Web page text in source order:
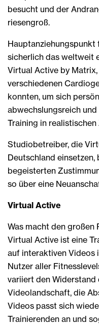
besucht und der
riesengroß.
Hauptanziehungspunkt
sicherlich das weltweit
Virtual Active by
verschiedenen
konnten, um sich
abwechslungsreich
Training in
Studiobetreiber, die
Deutschland
begeisterten
so über eine
Virtual Active
Was macht den großen
Virtual Active ist eine
auf interaktiven Videos
Nutzer aller
variiert den
Videolandschaft, die
Videos passt sich
Trainierenden an und